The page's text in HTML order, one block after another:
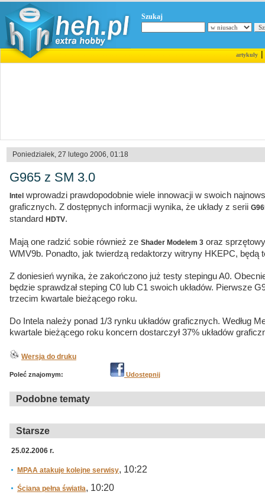
Szukaj
artykuły|
Poniedziałek, 27 lutego 2006, 01:18
G965 z SM 3.0
Intel wprowadzi prawdopodobnie wiele innowacji w swoich
graficznych. Z dostępnych informacji wynika, że układy z serii
standard HDTV.
Mają one radzić sobie również ze Shader Modelem 3 oraz
WMV9b. Ponadto, jak twierdzą redaktorzy witryny HKEPC, będą
Z doniesień wynika, że zakończono już testy stepingu A0.
będzie sprawdzał steping C0 lub C1 swoich układów. Pierwsze
trzecim kwartale bieżącego roku.
Do Intela należy ponad 1/3 rynku układów graficznych. Według
kwartale bieżącego roku koncern dostarczył 37% układów
Wersja do druku
Poleć znajomym: Udostępnij
Podobne tematy
Starsze
25.02.2006 r.
MPAA atakuje kolejne serwisy, 10:22
Ściana pełna światła, 10:20